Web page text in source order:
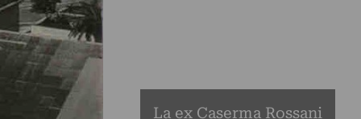
La ex Caserma Rossani